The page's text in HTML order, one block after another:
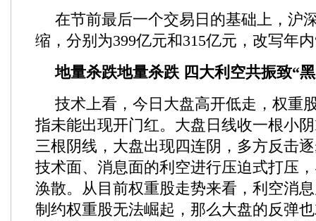
在节前最后一个交易日的基础上，沪
缩，分别为399亿元和315亿元，改写年
地量杀跌地量杀跌 四大利空共振致“
技术上看，今日大盘高开低走，权重
指未能出现开门红。大盘日线收一根小
三根阴线，大盘出现四连阴，多方反击
技术面、消息面的利空进行压迫式打压
涣散。从目前权重股走势来看，利空消
制约权重股无法崛起，那么大盘的反弹